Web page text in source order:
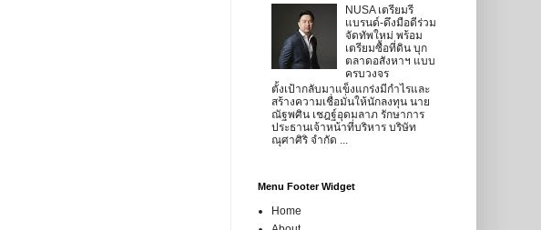
NUSA เตรียมรี
แบรนด์-ดึงมือดีร่วม
จัดทัพใหม่ พร้อม
เตรียมซื้อที่ดิน บุก
ตลาดอสังหาฯ แบบ
ครบวงจร
ตั้งเป้ากลับมาแข็งแกร่งมีกำไรและ
สร้างความเชื่อมั่นให้นักลงทุน นาย
ณัฐพศิน เชฎฐ์อุดมลาภ รักษาการ
ประธานเจ้าหน้าที่บริหาร บริษัท
ณุศาศิริ จำกัด ...
Menu Footer Widget
Home